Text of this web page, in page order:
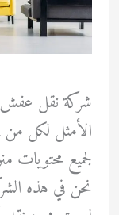
شركة نقل عفش
الأمثل لكل
لجميع محتويات
نحن في هذه